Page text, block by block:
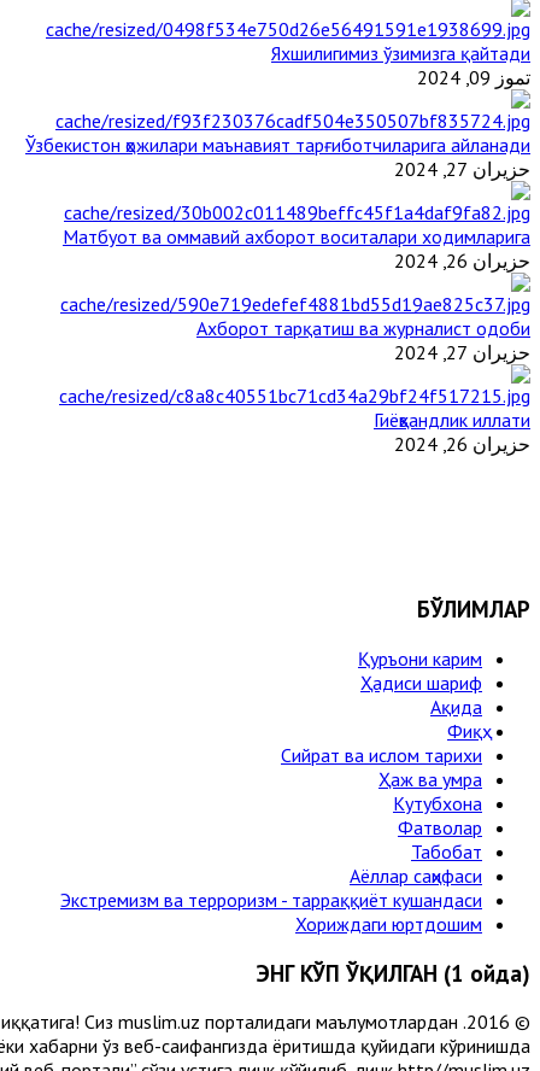
Яхшилигимиз ўзимизга қайтади
تموز 09, 2024
Ўзбекистон ҳожилари маънавият тарғиботчиларига айланади
حزيران 27, 2024
Матбуот ва оммавий ахборот воситалари ходимларига
حزيران 26, 2024
Ахборот тарқатиш ва журналист одоби
حزيران 27, 2024
Гиёҳвандлик иллати
حزيران 26, 2024
БЎЛИМЛАР
Қуръони карим
Ҳадиси шариф
Ақида
Фиқҳ
Сийрат ва ислом тарихи
Ҳаж ва умра
Кутубхона
Фатволар
Табобат
Аёллар саҳифаси
Экстремизм ва терроризм - тарраққиёт кушандаси
Хориждаги юртдошим
ЭНГ КЎП ЎҚИЛГАН (1 ойда)
Сиз muslim.uz порталидаги маълумотлардан
хабарни ўз веб-саҳифангизда ёритишда қуйидаги кўринишда